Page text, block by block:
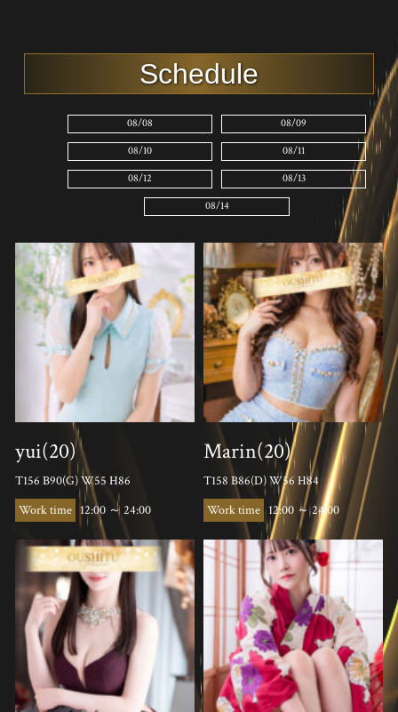
Schedule
08/08 08/09
08/10 08/11
08/12 08/13
08/14
yui(20)
T156 B90(G) W55 H86
12:00 ～ 24:00
Marin(20)
T158 B86(D) W56 H84
12:00 ～ 24:00